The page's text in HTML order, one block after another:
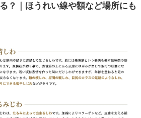
？｜ほうれい線や額など場所にも